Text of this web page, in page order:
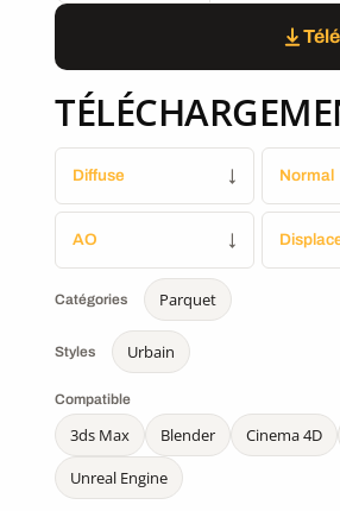
Diffuse ↓ Normal
AO ↓
Catégories Parquet
Styles Urbain
Compatible
3ds Max Blender Cinema 4D
Unreal Engine